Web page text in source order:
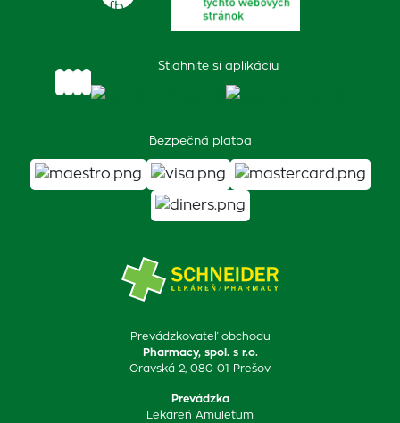
Prevádzkovateľ obchodu
Pharmacy, spol. s r.o.
Oravská 2, 080 01 Prešov
Prevádzka
Lekáreň Amuletum
Stiahnite si aplikáciu
Bezpečná platba